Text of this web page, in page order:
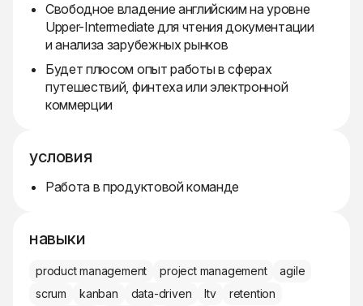
Свободное владение английским на уровне
Upper-Intermediate для чтения документации
и анализа зарубежных рынков
Будет плюсом опыт работы в сферах
путешествий, финтеха или электронной
коммерции
условия
Работа в продуктовой команде
навыки
product management project management
agile
scrum
kanban data-driven ltv
retention